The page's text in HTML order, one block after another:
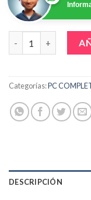
Computadora
Categorías:PC
DESCRIPCIÓN